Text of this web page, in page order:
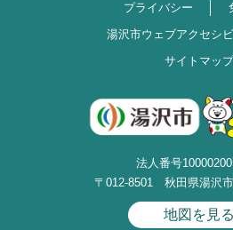
プライバシー
湯沢市ウェブアクセシ
サイトマップ
法人番号
〒012-8501 秋田県湯沢
地図を見る